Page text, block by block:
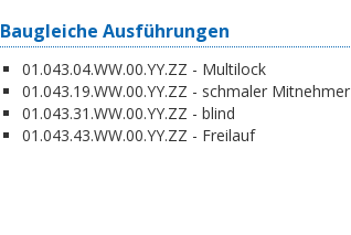
Baugleiche Ausführungen
01.043.04.WW.00.YY.ZZ - Multilock
01.043.19.WW.00.YY.ZZ - schmaler Mitnehmer
01.043.31.WW.00.YY.ZZ - blind
01.043.43.WW.00.YY.ZZ - Freilauf